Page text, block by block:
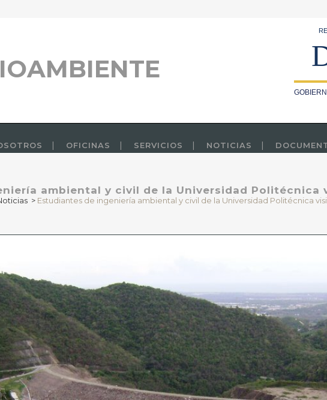
OFICINAS SERVICIOS NOTICIAS
ambiental y civil de la Universidad Politécnica
> Estudiantes de ingeniería ambiental y civil de la Universidad Politécnica